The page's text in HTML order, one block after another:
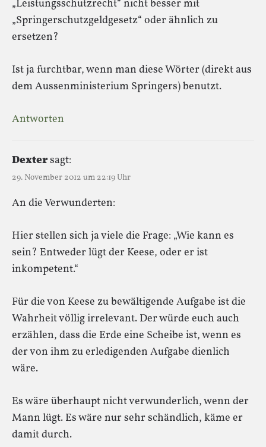
„Leistungsschutzrecht“ nicht besser mit
„Springerschutzgeldgesetz“ oder ähnlich zu
ersetzen?
Ist ja furchtbar, wenn man diese Wörter (direkt aus
dem Aussenministerium Springers) benutzt.
Antworten
Dextersagt:
29. November 2012 um 22:19 Uhr
An die Verwunderten:
Hier stellen sich ja viele die Frage: „Wie kann es
sein? Entweder lügt der Keese, oder er ist
inkompetent.“
Für die von Keese zu bewältigende Aufgabe ist die
Wahrheit völlig irrelevant. Der würde euch auch
erzählen, dass die Erde eine Scheibe ist, wenn es
der von ihm zu erledigenden Aufgabe dienlich
wäre.
Es wäre überhaupt nicht verwunderlich, wenn der
Mann lügt. Es wäre nur sehr schändlich, käme er
damit durch.